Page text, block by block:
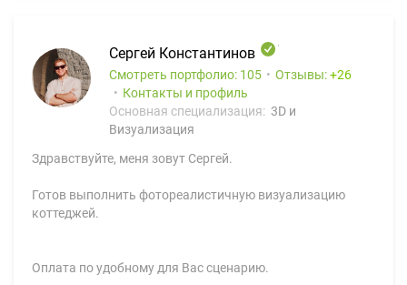
Сергей Константинов
Смотреть портфолио: 105 Отзывы:
26
Контакты и профиль
Основная специализация: 3D и
Визуализация
Здравствуйте, меня зовут Сергей.
Готов выполнить фотореалистичную визуализацию
коттеджей.
Оплата по удобному для Вас сценарию.